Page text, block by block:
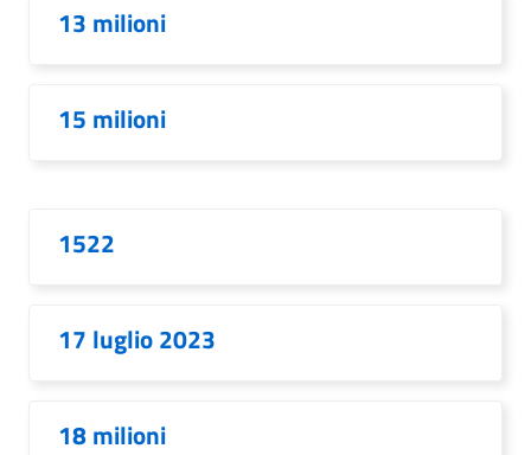
13 milioni
15 milioni
1522
17 luglio 2023
18 milioni